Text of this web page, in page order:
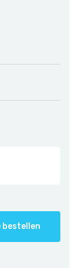
bestellen